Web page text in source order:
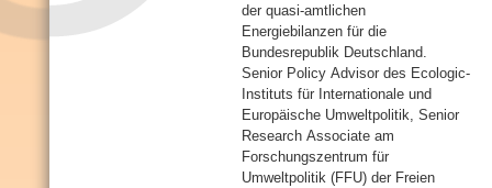
der quasi-amtlichen
Energiebilanzen für die
Bundesrepublik Deutschland.
Senior Policy Advisor des Ecologic-
Instituts für Internationale und
Europäische Umweltpolitik, Senior
Research Associate am
Forschungszentrum für
Umweltpolitik (FFU) der Freien